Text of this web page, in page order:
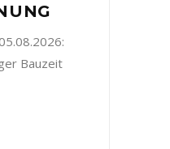
Bauzeit